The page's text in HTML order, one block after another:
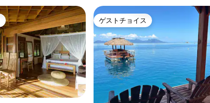
ゲストチョイス
ゲストチョイス